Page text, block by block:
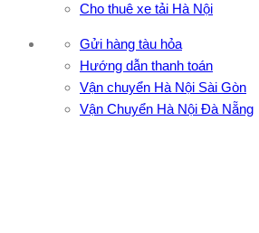
Cho thuê xe tải Hà Nội
Gửi hàng tàu hỏa
Hướng dẫn thanh toán
Vận chuyển Hà Nội Sài Gòn
Vận Chuyển Hà Nội Đà Nẵng